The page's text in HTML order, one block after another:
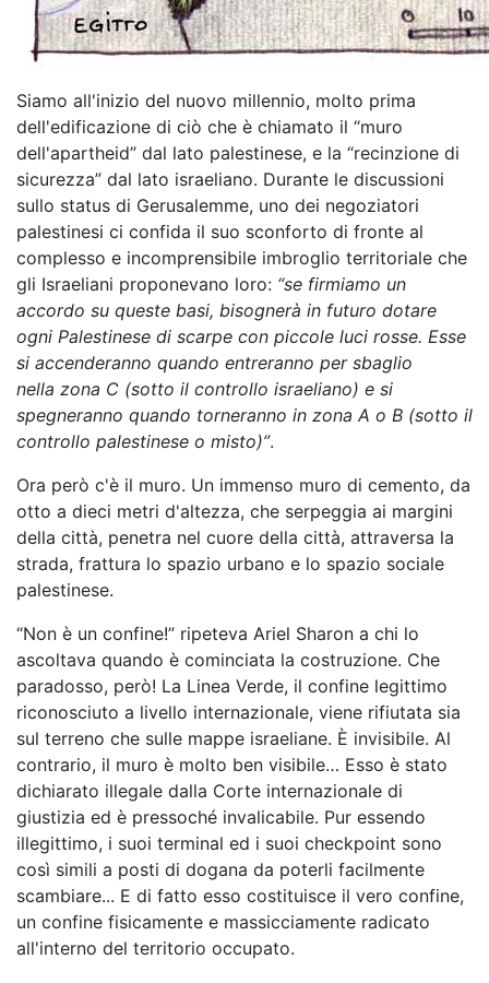
Siamo all'inizio del nuovo millennio, molto prima
dell'edificazione di ciò che è chiamato il “muro
dell'apartheid” dal lato palestinese, e la “recinzione di
sicurezza” dal lato israeliano. Durante le discussioni
sullo status di Gerusalemme, uno dei negoziatori
palestinesi ci confida il suo sconforto di fronte al
complesso e incomprensibile imbroglio territoriale che
gli Israeliani proponevano loro: “se firmiamo un
accordo su queste basi, bisognerà in futuro dotare
ogni Palestinese di scarpe con piccole luci rosse. Esse
si accenderanno quando entreranno per sbaglio
nella zona C (sotto il controllo israeliano) e si
spegneranno quando torneranno in zona A o B (sotto il
controllo palestinese o misto)”.
Ora però c'è il muro. Un immenso muro di cemento, da
otto a dieci metri d'altezza, che serpeggia ai margini
della città, penetra nel cuore della città, attraversa la
strada, frattura lo spazio urbano e lo spazio sociale
palestinese.
“Non è un confine!” ripeteva Ariel Sharon a chi lo
ascoltava quando è cominciata la costruzione. Che
paradosso, però! La Linea Verde, il confine legittimo
riconosciuto a livello internazionale, viene rifiutata sia
sul terreno che sulle mappe israeliane. È invisibile. Al
contrario, il muro è molto ben visibile… Esso è stato
dichiarato illegale dalla Corte internazionale di
giustizia ed è pressoché invalicabile. Pur essendo
illegittimo, i suoi terminal ed i suoi checkpoint sono
così simili a posti di dogana da poterli facilmente
scambiare... E di fatto esso costituisce il vero confine,
un confine fisicamente e massicciamente radicato
all'interno del territorio occupato.